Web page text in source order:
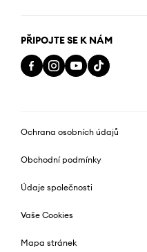
PŘIPOJTE SE K NÁM
Ochrana osobních údajů
Obchodní podmínky
Údaje společnosti
Vaše Cookies
Mapa stránek